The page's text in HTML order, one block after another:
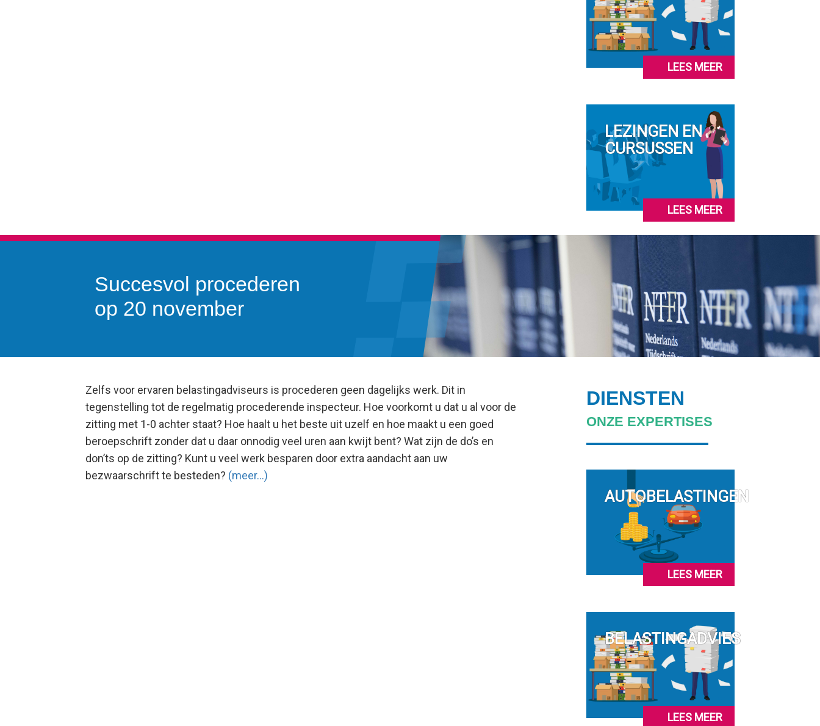
LEES MEER
LEZINGEN EN
CURSUSSEN
LEES MEER
Succesvol procederen
op 20 november
Zelfs voor ervaren belastingadviseurs is procederen geen dagelijks werk. Dit in
tegenstelling tot de regelmatig procederende inspecteur. Hoe voorkomt u dat u al voor de
zitting met 1-0 achter staat? Hoe haalt u het beste uit uzelf en hoe maakt u een goed
beroepschrift zonder dat u daar onnodig veel uren aan kwijt bent? Wat zijn de do’s en
don’ts op de zitting? Kunt u veel werk besparen door extra aandacht aan uw
bezwaarschrift te besteden? (meer…)
DIENSTEN
ONZE EXPERTISES
AUTOBELASTINGEN
LEES MEER
BELASTINGADVIES
LEES MEER